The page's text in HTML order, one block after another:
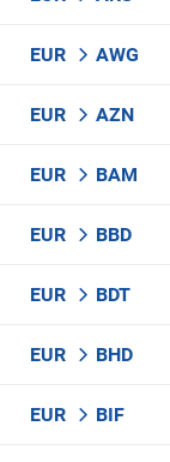
EUR AWG
EUR AZN
EUR BAM
EUR BBD
EUR BDT
EUR BHD
EUR BIF